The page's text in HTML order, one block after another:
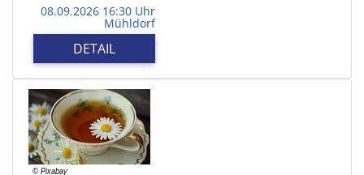
08.09.2026 16:30 Uhr
Mühldorf
DETAIL